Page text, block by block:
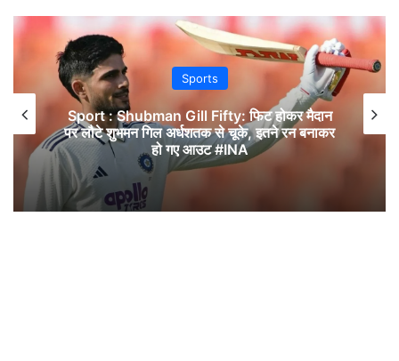
Sports
Sport : Shubman Gill Fifty: फिट होकर मैदान
पर लौटे शुभमन गिल अर्धशतक से चूके, इतने रन बनाकर
हो गए आउट #INA